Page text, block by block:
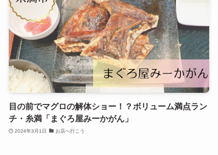
目の前でマグロの解体ショー！？ボリューム満点ラン
チ・糸満「まぐろ屋みーかがん」
2024年3月1日 お店へ行こう